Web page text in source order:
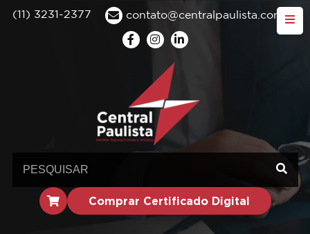
(11) 3231-2377 contato@centralpaulista.com.br
Comprar Certificado Digital